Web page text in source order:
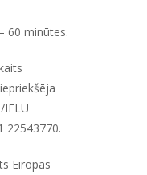
60 minūtes.
IELU
22543770.
Eiropas